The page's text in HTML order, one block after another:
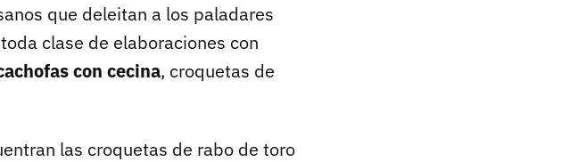
que deleitan a los paladares
clase de elaboraciones con
con cecina, croquetas de
las croquetas de rabo de toro